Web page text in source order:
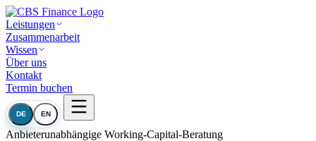
Leistungen
Zusammenarbeit
Wissen
Über uns
Kontakt
Termin buchen
DE EN
Anbieterunabhängige Working-Capital-Beratung